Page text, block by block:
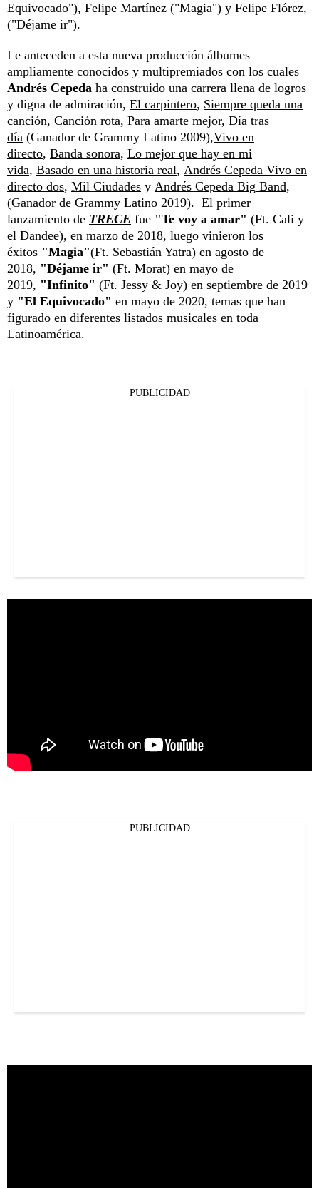
Equivocado"), Felipe Martínez ("Magia") y Felipe Flórez,
("Déjame ir").
Le anteceden a esta nueva producción álbumes
ampliamente conocidos y multipremiados con los cuales
Andrés Cepeda ha construido una carrera llena de logros
y digna de admiración, El carpintero, Siempre queda una
canción, Canción rota, Para amarte mejor, Día tras
día (Ganador de Grammy Latino 2009),Vivo en
directo, Banda sonora, Lo mejor que hay en mi
vida, Basado en una historia real, Andrés Cepeda Vivo en
directo dos, Mil Ciudades y Andrés Cepeda Big Band,
(Ganador de Grammy Latino 2019). El primer
lanzamiento de TRECE fue "Te voy a amar" (Ft. Cali y
el Dandee), en marzo de 2018, luego vinieron los
éxitos "Magia"(Ft. Sebastián Yatra) en agosto de
2018, "Déjame ir" (Ft. Morat) en mayo de
2019, "Infinito" (Ft. Jessy & Joy) en septiembre de 2019
y "El Equivocado" en mayo de 2020, temas que han
figurado en diferentes listados musicales en toda
Latinoamérica.
PUBLICIDAD
PUBLICIDAD